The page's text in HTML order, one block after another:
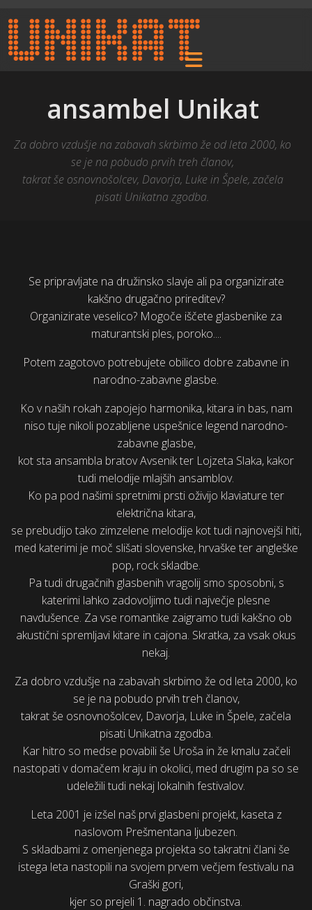
ansambel Unikat
Za dobro vzdušje na zabavah skrbimo že od leta 2000, ko
se je na pobudo prvih treh članov,
takrat še osnovnošolcev, Davorja, Luke in Špele, začela
pisati Unikatna zgodba.
Se pripravljate na družinsko slavje ali pa organizirate
kakšno drugačno prireditev?
Organizirate veselico? Mogoče iščete glasbenike za
maturantski ples, poroko....
Potem zagotovo potrebujete obilico dobre zabavne in
narodno-zabavne glasbe.
Ko v naših rokah zapojejo harmonika, kitara in bas, nam
niso tuje nikoli pozabljene uspešnice legend narodno-
zabavne glasbe,
kot sta ansambla bratov Avsenik ter Lojzeta Slaka, kakor
tudi melodije mlajših ansamblov.
Ko pa pod našimi spretnimi prsti oživijo klaviature ter
električna kitara,
se prebudijo tako zimzelene melodije kot tudi najnovejši hiti,
med katerimi je moč slišati slovenske, hrvaške ter angleške
pop, rock skladbe.
Pa tudi drugačnih glasbenih vragolij smo sposobni, s
katerimi lahko zadovoljimo tudi največje plesne
navdušence. Za vse romantike zaigramo tudi kakšno ob
akustični spremljavi kitare in cajona. Skratka, za vsak okus
nekaj.
Za dobro vzdušje na zabavah skrbimo že od leta 2000, ko
se je na pobudo prvih treh članov,
takrat še osnovnošolcev, Davorja, Luke in Špele, začela
pisati Unikatna zgodba.
Kar hitro so medse povabili še Uroša in že kmalu začeli
nastopati v domačem kraju in okolici, med drugim pa so se
udeležili tudi nekaj lokalnih festivalov.
Leta 2001 je izšel naš prvi glasbeni projekt, kaseta z
naslovom Prešmentana ljubezen.
S skladbami z omenjenega projekta so takratni člani še
istega leta nastopili na svojem prvem večjem festivalu na
Graški gori,
kjer so prejeli 1. nagrado občinstva.